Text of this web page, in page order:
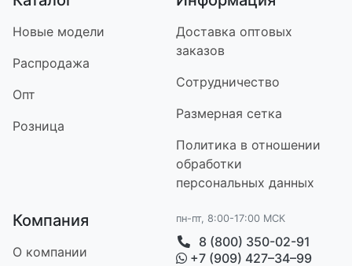
Новые модели
Распродажа
Опт
Розница
Доставка оптовых
заказов
Сотрудничество
Размерная сетка
Политика в отношении
обработки
персональных данных
Компания
О компании
пн-пт, 8:00-17:00 МСК
8 (800) 350-02-91
+7 (909) 427–34–99